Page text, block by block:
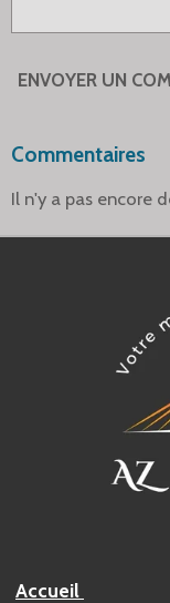
ENVOYER UN
Commentaires
Il n'y a pas encore
Accueil